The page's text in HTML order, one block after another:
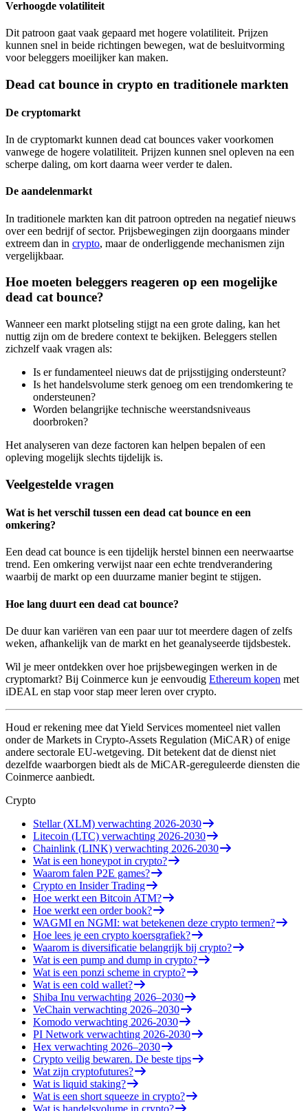
Verhoogde volatiliteit
Dit patroon gaat vaak gepaard met hogere volatiliteit. Prijzen
kunnen snel in beide richtingen bewegen, wat de besluitvorming
voor beleggers moeilijker kan maken.
Dead cat bounce in crypto en traditionele markten
De cryptomarkt
In de cryptomarkt kunnen dead cat bounces vaker voorkomen
vanwege de hogere volatiliteit. Prijzen kunnen snel opleven na een
scherpe daling, om kort daarna weer verder te dalen.
De aandelenmarkt
In traditionele markten kan dit patroon optreden na negatief nieuws
over een bedrijf of sector. Prijsbewegingen zijn doorgaans minder
extreem dan in crypto, maar de onderliggende mechanismen zijn
vergelijkbaar.
Hoe moeten beleggers reageren op een mogelijke
dead cat bounce?
Wanneer een markt plotseling stijgt na een grote daling, kan het
nuttig zijn om de bredere context te bekijken. Beleggers stellen
zichzelf vaak vragen als:
Is er fundamenteel nieuws dat de prijsstijging ondersteunt?
Is het handelsvolume sterk genoeg om een trendomkering te
ondersteunen?
Worden belangrijke technische weerstandsniveaus
doorbroken?
Het analyseren van deze factoren kan helpen bepalen of een
opleving mogelijk slechts tijdelijk is.
Veelgestelde vragen
Wat is het verschil tussen een dead cat bounce en een
omkering?
Een dead cat bounce is een tijdelijk herstel binnen een neerwaartse
trend. Een omkering verwijst naar een echte trendverandering
waarbij de markt op een duurzame manier begint te stijgen.
Hoe lang duurt een dead cat bounce?
De duur kan variëren van een paar uur tot meerdere dagen of zelfs
weken, afhankelijk van de markt en het geanalyseerde tijdsbestek.
Wil je meer ontdekken over hoe prijsbewegingen werken in de
cryptomarkt? Bij Coinmerce kun je eenvoudig Ethereum kopen met
iDEAL en stap voor stap meer leren over crypto.
Houd er rekening mee dat Yield Services momenteel niet vallen
onder de Markets in Crypto-Assets Regulation (MiCAR) of enige
andere sectorale EU-wetgeving. Dit betekent dat de dienst niet
dezelfde waarborgen biedt als de MiCAR-gereguleerde diensten die
Coinmerce aanbiedt.
Crypto
Stellar (XLM) verwachting 2026-2030
Litecoin (LTC) verwachting 2026-2030
Chainlink (LINK) verwachting 2026-2030
Wat is een honeypot in crypto?
Waarom falen P2E games?
Crypto en Insider Trading
Hoe werkt een Bitcoin ATM?
Hoe werkt een order book?
WAGMI en NGMI: wat betekenen deze crypto termen?
Hoe lees je een crypto koersgrafiek?
Waarom is diversificatie belangrijk bij crypto?
Wat is een pump and dump in crypto?
Wat is een ponzi scheme in crypto?
Wat is een cold wallet?
Shiba Inu verwachting 2026–2030
VeChain verwachting 2026–2030
Komodo verwachting 2026-2030
PI Network verwachting 2026-2030
Hex verwachting 2026–2030
Crypto veilig bewaren. De beste tips
Wat zijn cryptofutures?
Wat is liquid staking?
Wat is een short squeeze in crypto?
Wat is handelsvolume in crypto?